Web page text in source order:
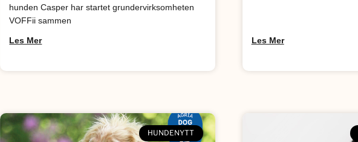
hunden Casper har startet grundervirksomheten
VOFFii sammen
Les Mer Les Mer
HUNDENYTT